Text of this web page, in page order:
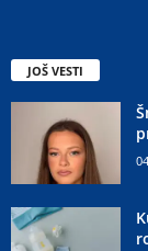
JOŠ VESTI